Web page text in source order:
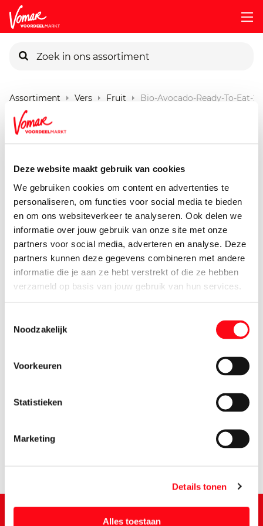
Deze website maakt gebruik van cookies
We gebruiken cookies om content en advertenties te
personaliseren, om functies voor social media te bieden
en om ons websiteverkeer te analyseren. Ook delen we
informatie over jouw gebruik van onze site met onze
partners voor social media, adverteren en analyse. Deze
partners kunnen deze gegevens combineren met andere
informatie die je aan ze hebt verstrekt of die ze hebben
verzameld op basis van jouw gebruik van hun services.
Noodzakelijk
Voorkeuren
Statistieken
Marketing
Details tonen
Alles toestaan
Pincode vergeten
Persoonlijk KIK-account
Assortiment Vers Fruit Bio-Avocado-Ready-To-Eat-
Bio+ Eetrijpe Avocado's
3.29